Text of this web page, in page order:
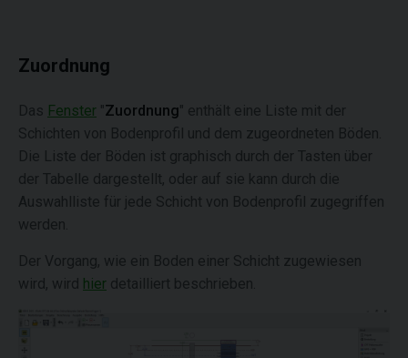
Zuordnung
Das Fenster "Zuordnung" enthält eine Liste mit der
Schichten von Bodenprofil und dem zugeordneten Böden.
Die Liste der Böden ist graphisch durch der Tasten über
der Tabelle dargestellt, oder auf sie kann durch die
Auswahlliste für jede Schicht von Bodenprofil zugegriffen
werden.
Der Vorgang, wie ein Boden einer Schicht zugewiesen
wird, wird hier detailliert beschrieben.